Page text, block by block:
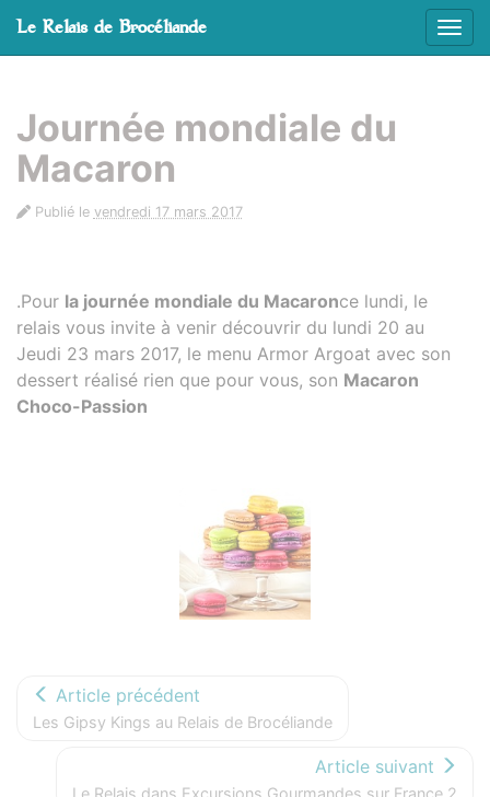
Le Relais de Brocéliande
Journée mondiale du
Macaron
Publié le vendredi 17 mars 2017
.Pour la journée mondiale du Macaronce lundi, le
relais vous invite à venir découvrir du lundi 20 au
Jeudi 23 mars 2017, le menu Armor Argoat avec son
dessert réalisé rien que pour vous, son Macaron
Choco-Passion
Article précédent
Les Gipsy Kings au Relais de Brocéliande
Article suivant
Le Relais dans Excursions Gourmandes sur France 2
Panneau de gestion des cookies